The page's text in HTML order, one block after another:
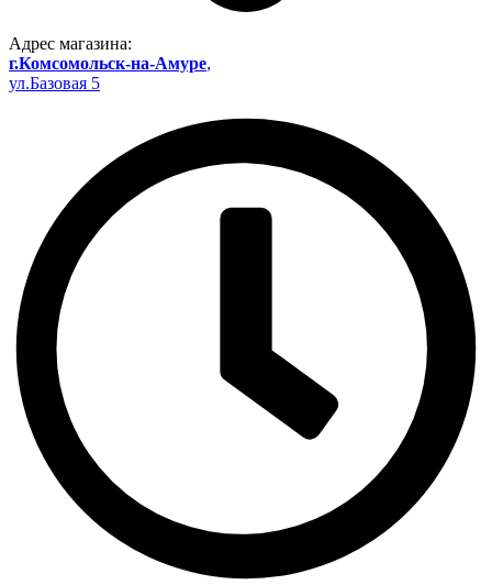
Адрес магазина:
г.Комсомольск-на-Амуре,
ул.Базовая 5